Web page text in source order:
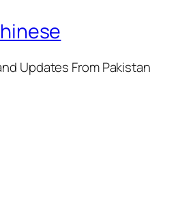
Updates From Pakistan